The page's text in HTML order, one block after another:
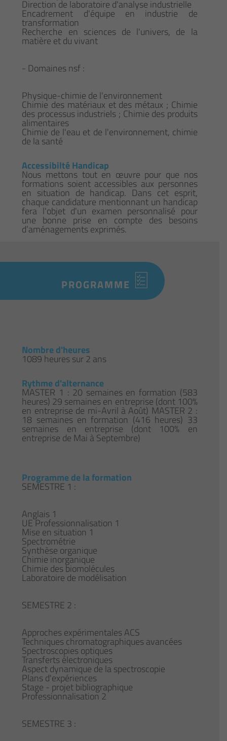
Direction de laboratoire d'analyse industrielle
Encadrement d'équipe en industrie de
transformation
Recherche en sciences de l'univers, de la
matière et du vivant
- Domaines nsf :
Physique-chimie de l'environnement
Chimie des matériaux et des métaux ; Chimie
des processus industriels ; Chimie des produits
alimentaires
Chimie de l'eau et de l'environnement, chimie
de la santé
Accessibilté Handicap
Nous mettons tout en œuvre pour que nos
formations soient accessibles aux personnes
en situation de handicap. Dans cet esprit,
chaque candidature mentionnant un handicap
fera l'objet d'un examen personnalisé pour
une bonne prise en compte des besoins
d’aménagements exprimés.
PROGRAMME
Nombre d'heures
1089 heures sur 2 ans
Rythme d'alternance
MASTER 1 : 20 semaines en formation (583
heures) 29 semaines en entreprise (dont 100%
en entreprise de mi-Avril à Août) MASTER 2 :
18 semaines en formation (416 heures) 33
semaines en entreprise (dont 100% en
entreprise de Mai à Septembre)
Programme de la formation
SEMESTRE 1 :
Anglais 1
UE Professionnalisation 1
Mise en situation 1
Spectrométrie
Synthèse organique
Chimie inorganique
Chimie des biomolécules
Laboratoire de modélisation
SEMESTRE 2 :
Approches expérimentales ACS
Techniques chromatographiques avancées
Spectroscopies optiques
Transferts électroniques
Aspect dynamique de la spectroscopie
Plans d'expériences
Stage - projet bibliographique
Professionnalisation 2
SEMESTRE 3 :